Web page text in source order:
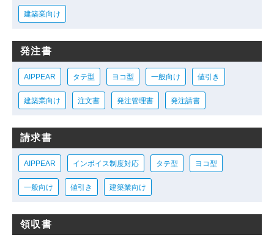
建築業向け
発注書
AIPPEAR タテ型 ヨコ型 一般向け 値引き
建築業向け 注文書 発注管理書 発注請書
請求書
AIPPEAR インボイス制度対応 タテ型 ヨコ型
一般向け 値引き 建築業向け
領収書